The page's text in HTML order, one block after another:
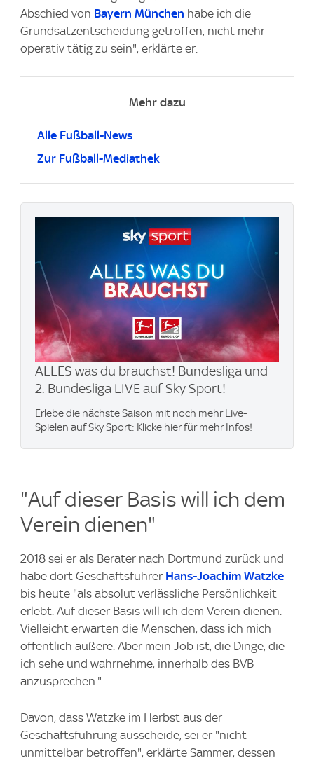
Abschied von Bayern München habe ich die
Grundsatzentscheidung getroffen, nicht mehr
operativ tätig zu sein", erklärte er.
Mehr dazu
Alle Fußball-News
Zur Fußball-Mediathek
ALLES was du brauchst! Bundesliga und
2. Bundesliga LIVE auf Sky Sport!
Erlebe die nächste Saison mit noch mehr Live-
Spielen auf Sky Sport: Klicke hier für mehr Infos!
"Auf dieser Basis will ich dem
Verein dienen"
2018 sei er als Berater nach Dortmund zurück und
habe dort Geschäftsführer Hans-Joachim Watzke
bis heute "als absolut verlässliche Persönlichkeit
erlebt. Auf dieser Basis will ich dem Verein dienen.
Vielleicht erwarten die Menschen, dass ich mich
öffentlich äußere. Aber mein Job ist, die Dinge, die
ich sehe und wahrnehme, innerhalb des BVB
anzusprechen."
Davon, dass Watzke im Herbst aus der
Geschäftsführung ausscheide, sei er "nicht
unmittelbar betroffen", erklärte Sammer, dessen